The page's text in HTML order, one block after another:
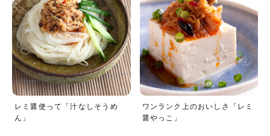
レミ醤使って「汁なしそうめ
ん」
ワンランク上のおいしさ「レミ
醤やっこ」